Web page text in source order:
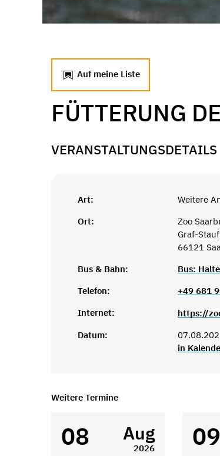
Auf meine Liste
FÜTTERUNG
VERANSTALTUNGSDETAILS
Art:
Weitere
Ort:
Zoo
Graf-
66121
Bus & Bahn:
Bus:
Telefon:
+49 681
Internet:
https://
Datum:
in
Weitere Termine
08 Aug
2026
09